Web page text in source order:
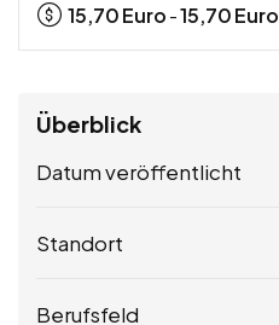
15,70Euro -15,70Euro
Überblick
Datum veröffentlicht
Standort
Berufsfeld